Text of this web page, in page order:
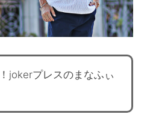
jokerプレスのまなふぃ